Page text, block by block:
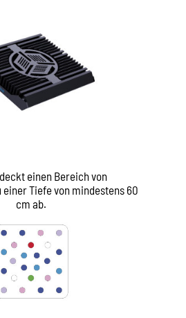
einen Bereich von
einer Tiefe von mindestens 60
cm ab.